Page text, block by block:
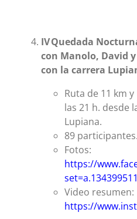
‌IVQuedada
con Manolo, David
con la carrera
Ruta de 11 km
las 21 h. desde
Lupiana.
89 participantes.
Fotos:
https://
Video resumen:
https://